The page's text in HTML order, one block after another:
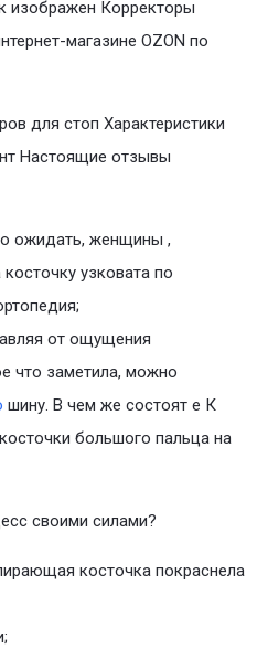
изображен Корректоры
магазине OZON по
для стоп Характеристики
Настоящие отзывы
ожидать, женщины ,
узковата по
от ощущения
что заметила, можно
шину. В чем же состоят е К
большого пальца на
своими силами?
косточка покраснела